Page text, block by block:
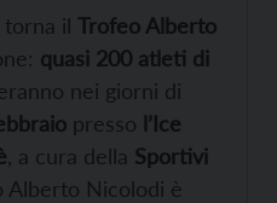
torna il Trofeo Alberto
quasi 200 atleti di
nei giorni di
presso l’Ice
, a cura della Sportivi
Alberto Nicolodi è